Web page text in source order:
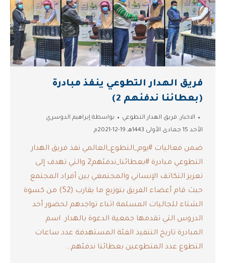
فريق الهدار التطوعي ينفذ مبادرة
(بعطائنا ندفئهم 2)
الاخبار , فريق الهدار التطوعي بواسطة إبراهيم الدوسري
الأحد 15 جمادى الأولى 1443هـ 19-12-2021م
ضمن فعاليات ‫#يوم_التطوع_العالمي‬ نفذ فريق الهدار
التطوعي مبادرة ‫#بعطائنا_ندفئهم2‬ والتي تهدف إلى
تعزيز التكاتف الإنساني والمجتمعي بين أفراد المجتمع
حيث قام أعضاء الفريق بتوزيع ما يقارب (52) من كسوة
الشتاء للجاليات المسلمة اثناء تواجدهم لحضور أحد
الدروس التي تقدمها جمعية الدعوة بالهدار. اسم
المبادرة تاريخ التنفيذ الفئة المستهدفة عدد ساعات
التطوع عدد المتطوعين بعطائنا ندفئهم…